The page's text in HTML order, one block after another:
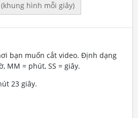
hình mỗi giây)
bạn muốn cắt video. Định dạng
MM = phút, SS = giây.
23 giây.